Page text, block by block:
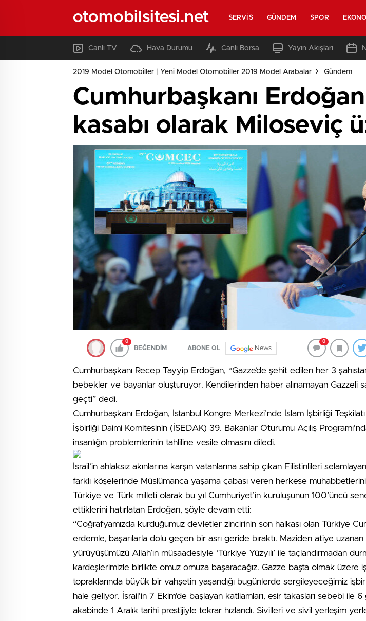
otomobilsitesi.net SERVIS GÜNDEM SPOR
Canlı TV Hava Durumu Canlı Borsa Yayın Akışları
2019 Model Otomobiller | Yeni Model Otomobiller 2019 Model Arabalar Gündem
Cumhurbaşkanı
kasabı olarak Miloseviç
0
BEĞENDİM ABONE OL News
0
Cumhurbaşkanı Recep Tayyip Erdoğan, “Gazze’de şehit edilen her 3
bebekler ve bayanlar oluşturuyor. Kendilerinden haber alınamayan Gazzeli
geçti” dedi.
Cumhurbaşkanı Erdoğan, İstanbul Kongre Merkezi’nde İslam İşbirliği
İşbirliği Daimi Komitesinin (İSEDAK) 39. Bakanlar Oturumu Açılış
insanlığın problemlerinin tahliline vesile olmasını diledi.
İsrail’in ahlaksız akınlarına karşın vatanlarına sahip çıkan Filistinlileri
farklı köşelerinde Müslümanca yaşama çabası veren herkese
Türkiye ve Türk milleti olarak bu yıl Cumhuriyet’in kuruluşunun 100’üncü
ettiklerini hatırlatan Erdoğan, şöyle devam etti:
“Coğrafyamızda kurduğumuz devletler zincirinin son halkası olan Türkiye
erdemle, başarılarla dolu geçen bir asrı geride bıraktı. Maziden atiye
yürüyüşümüzü Allah’ın müsaadesiyle ‘Türkiye Yüzyılı’ ile taçlandırmadan
kardeşlerimizle birlikte omuz omuza başaracağız. Gazze başta olmak üzere
topraklarında büyük bir vahşetin yaşandığı bugünlerde sergileyeceğimiz
hale geliyor. İsrail’in 7 Ekim’de başlayan katliamları, esir takasları sebebi ile 6
akabinde 1 Aralık tarihi prestijiyle tekrar hızlandı. Sivilleri ve sivil yerleşim